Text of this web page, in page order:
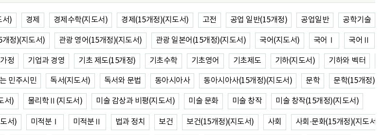
서) 경제 경제수학(지도서) 경제(15개정)(지도서) 고전 공업 일반(15개정) 공업일반 공학기술
개정)(지도서) 관광 영어(15개정)(지도서) 관광 일본어(15개정)(지도서) 국어(지도서) 국어Ⅰ 국어Ⅱ
정 기업과 경영 기초 제도(15개정) 기초수학 기초영어 기초제도 기하(지도서) 기하와 벡터
민주시민 독서(지도서) 독서와 문법 동아시아사 동아시아사(15개정)(지도서) 문학 문학(15개정)(
서) 물리학Ⅱ(지도서) 미술 감상과 비평(지도서) 미술 문화 미술 창작 미술 창작(15개정)(지도서)
서) 미적분Ⅰ 미적분Ⅱ 법과 정치 보건 보건(15개정)(지도서) 사회 사회·문화(15개정)(지도서)